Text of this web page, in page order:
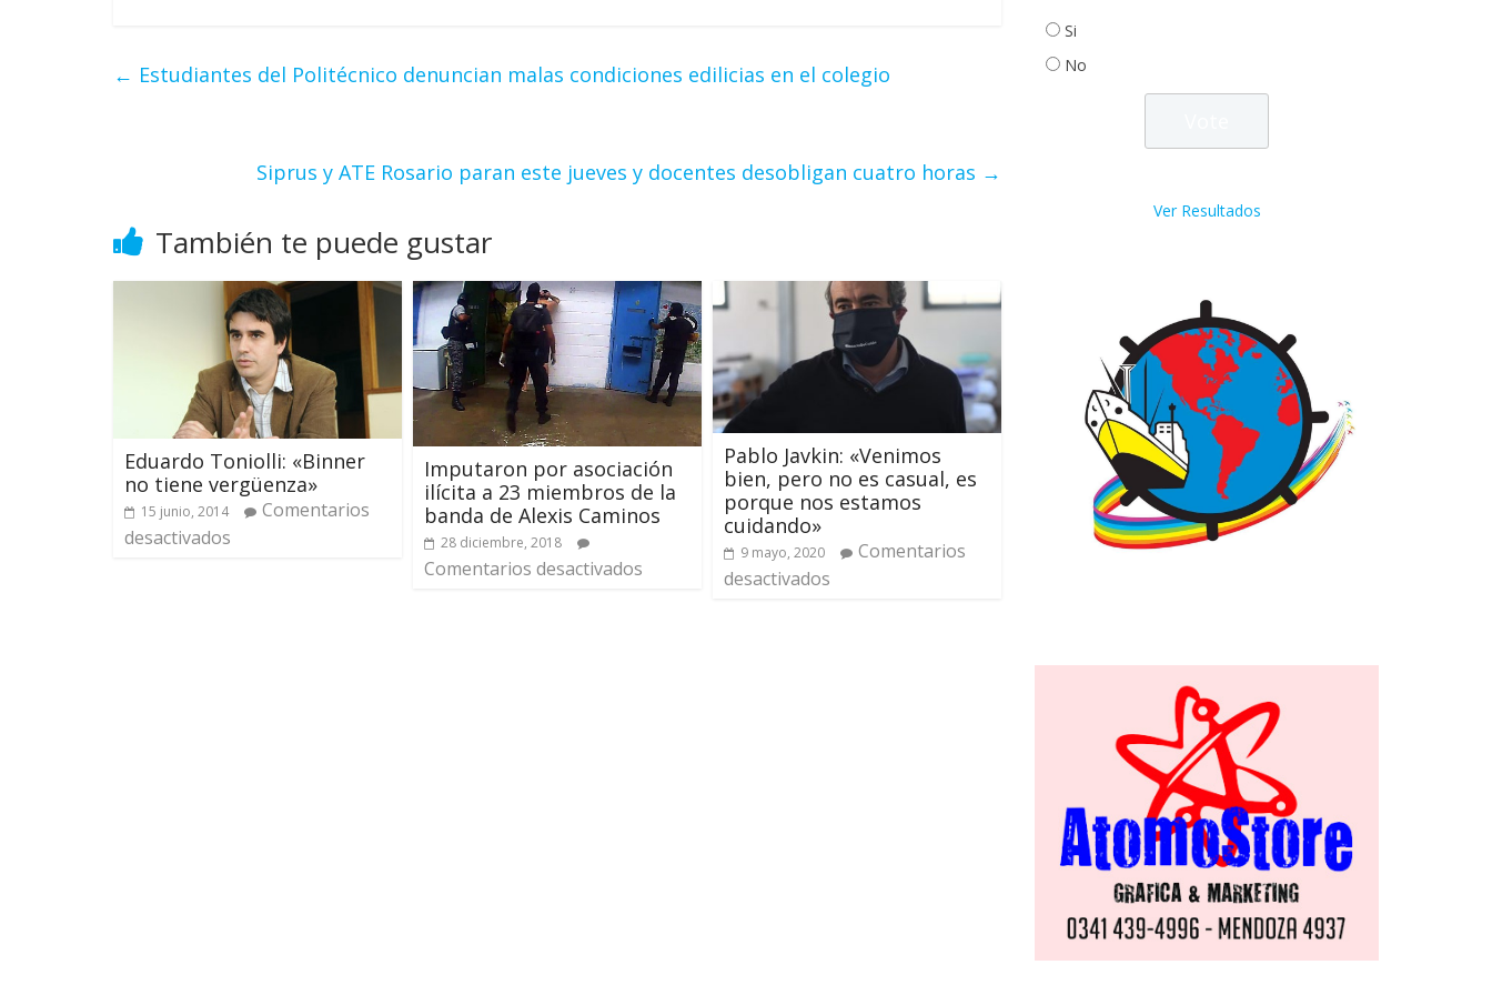
← Estudiantes del Politécnico denuncian malas condiciones edilicias en el colegio
Siprus y ATE Rosario paran este jueves y docentes desobligan cuatro horas →
También te puede gustar
Eduardo Toniolli: «Binner
no tiene vergüenza»
15 junio, 2014
Comentarios
desactivados
Imputaron por asociación
ilícita a 23 miembros de la
banda de Alexis Caminos
28 diciembre, 2018
Comentarios desactivados
Pablo Javkin: «Venimos
bien, pero no es casual, es
porque nos estamos
cuidando»
9 mayo, 2020
Comentarios
desactivados
Si
No
Ver Resultados